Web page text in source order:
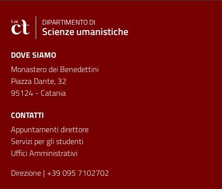
DIPARTIMENTO DI
Scienze umanistiche
DOVE SIAMO
Monastero dei Benedettini
Piazza Dante, 32
95124 - Catania
CONTATTI
Appuntamenti direttore
Servizi per gli studenti
Uffici Amministrativi
Direzione | +39 095 7102702